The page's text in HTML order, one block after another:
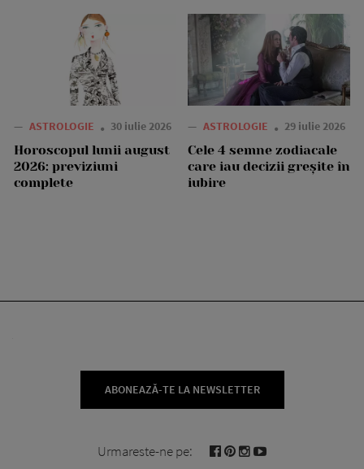
— ASTROLOGIE 30 iulie 2026
Horoscopul lunii august
2026: previziuni
complete
— ASTROLOGIE 29 iulie 2026
Cele 4 semne zodiacale
care iau decizii greșite în
iubire
ABONEAZĂ-TE LA NEWSLETTER
Urmareste-ne pe: